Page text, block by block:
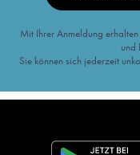
Mit Ihrer Anmeldung
und
Sie können sich jederzeit